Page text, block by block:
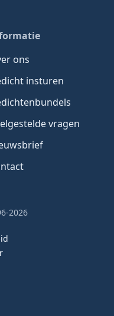
ons
insturen
vragen
2026